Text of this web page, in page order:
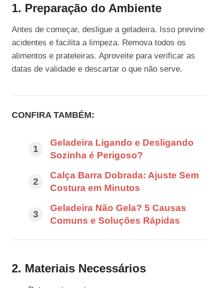
1. Preparação do Ambiente
Antes de começar, desligue a geladeira. Isso previne
acidentes e facilita a limpeza. Remova todos os
alimentos e prateleiras. Aproveite para verificar as
datas de validade e descartar o que não serve.
CONFIRA TAMBÉM:
Geladeira Ligando e Desligando
Sozinha é Perigoso?
Calça Barra Dobrada: Ajuste Sem
Costura em Minutos
Geladeira Não Gela? 5 Causas
Comuns e Soluções Rápidas
2. Materiais Necessários